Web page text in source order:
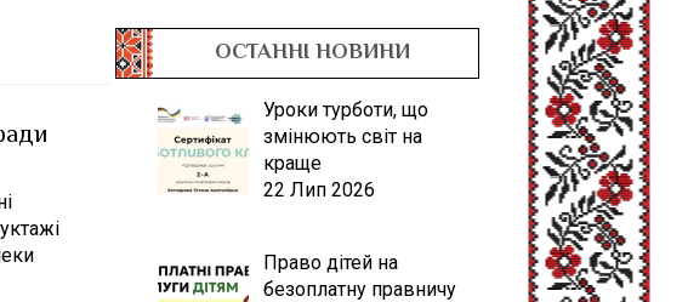
ОСТАННІ НОВИНИ
Уроки турботи, що
змінюють світ на
краще
22 Лип 2026
Право дітей на
безоплатну правничу